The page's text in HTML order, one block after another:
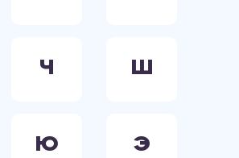
Ч Ш
Ю Э